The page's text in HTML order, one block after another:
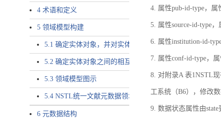
4 术语和定义
5 领域模型构建
5.1 确定实体对象，并对实体对象命名
5.2 确定实体对象之间的相互关系，定义实体对象之间的
5.3 领域模型图示
5.4 NSTL统一文献元数据领域模型的验证
6 元数据结构
4. 属性pub-id-type，属
5. 属性source-id-type
6. 属性institution-id-
7. 属性conf-id-type，
8. 对附录A 表1NSTL
工系统（B6），修改
9. 数据状态属性由state